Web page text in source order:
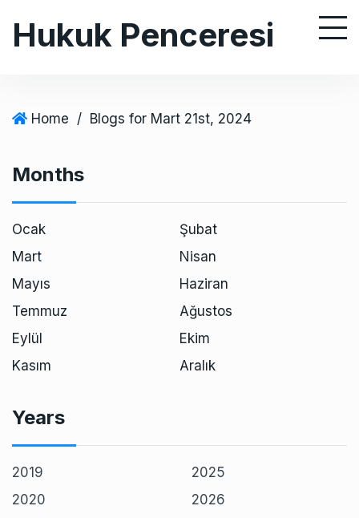
Hukuk Penceresi
Home / Blogs for Mart 21st, 2024
Months
Ocak
Şubat
Mart
Nisan
Mayıs
Haziran
Temmuz
Ağustos
Eylül
Ekim
Kasım
Aralık
Years
2019
2020
2025
2026